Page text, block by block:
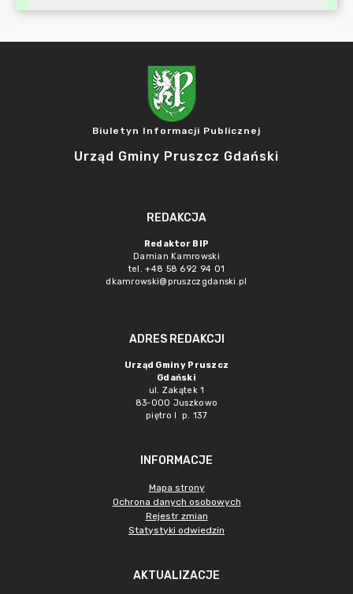
Biuletyn Informacji Publicznej
Urząd Gminy Pruszcz Gdański
REDAKCJA
Redaktor BIP
Damian Kamrowski
tel. +48 58 692 94 01
dkamrowski@pruszczgdanski.pl
ADRES REDAKCJI
Urząd Gminy Pruszcz
Gdański
ul. Zakątek 1
83-000 Juszkowo
piętro I p. 137
INFORMACJE
Mapa strony
Ochrona danych osobowych
Rejestr zmian
Statystyki odwiedzin
AKTUALIZACJE